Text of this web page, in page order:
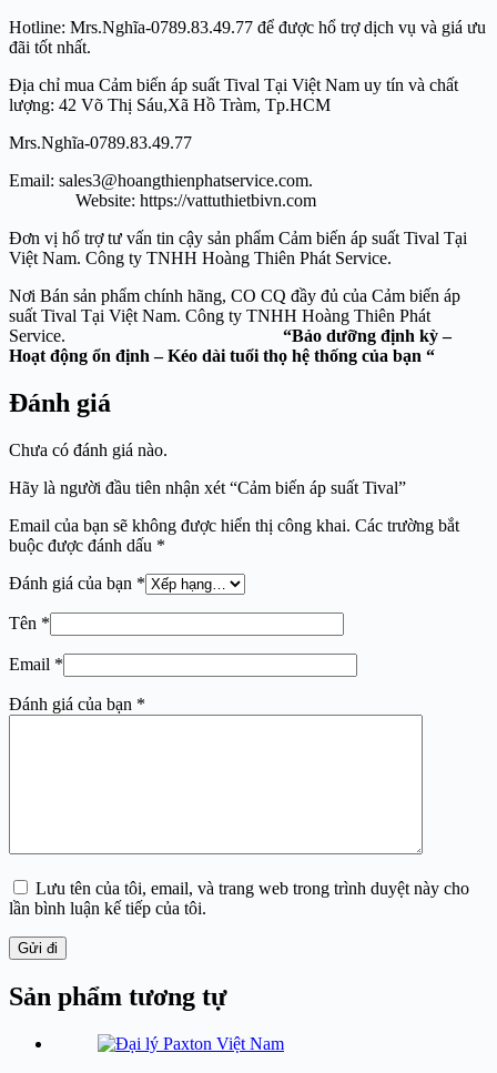
Hotline: Mrs.Nghĩa-0789.83.49.77 để được hổ trợ dịch vụ và giá ưu
đãi tốt nhất.
Địa chỉ mua Cảm biến áp suất Tival Tại Việt Nam uy tín và chất
lượng: 42 Võ Thị Sáu,Xã Hồ Tràm, Tp.HCM
Mrs.Nghĩa-0789.83.49.77
Email: sales3@hoangthienphatservice.com.
Website: https://vattuthietbivn.com
Đơn vị hổ trợ tư vấn tin cậy sản phẩm Cảm biến áp suất Tival Tại
Việt Nam. Công ty TNHH Hoàng Thiên Phát Service.
Nơi Bán sản phẩm chính hãng, CO CQ đầy đủ của Cảm biến áp
suất Tival Tại Việt Nam. Công ty TNHH Hoàng Thiên Phát
Service.
“Bảo dưỡng định kỳ –
Hoạt động ổn định – Kéo dài tuổi thọ hệ thống của bạn “
Đánh giá
Chưa có đánh giá nào.
Hãy là người đầu tiên nhận xét “Cảm biến áp suất Tival”
Email của bạn sẽ không được hiển thị công khai. Các trường bắt
buộc được đánh dấu *
Đánh giá của bạn *
Tên *
Email *
Đánh giá của bạn *
Lưu tên của tôi, email, và trang web trong trình duyệt này cho
lần bình luận kế tiếp của tôi.
Gửi đi
Sản phẩm tương tự